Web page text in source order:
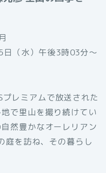
（水）午後3時03分〜
レミアムで放送された
で里山を撮り続けてい
然豊かなオーレリアン
庭を訪ね、その暮らし